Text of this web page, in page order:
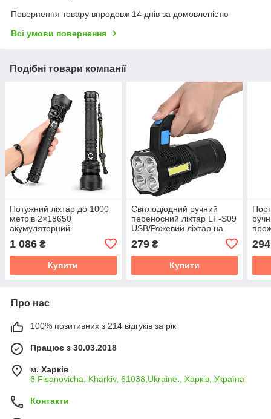
Повернення товару впродовж 14 днів за домовленістю
Всі умови повернення
Подібні товари компанії
Потужний ліхтар до 1000
метрів 2×18650
акумуляторний
1 086 ₴
Купити
Світлодіодний ручний
переносний ліхтар LF-S09
USB/Рожевий ліхтар на
279₴
Купити
294
Про нас
100% позитивних з 214 відгуків за рік
Працює з 30.03.2018
м. Харків
6 Fisanovicha, Kharkiv, 61038,Ukraine., Харків, Україна
Контакти